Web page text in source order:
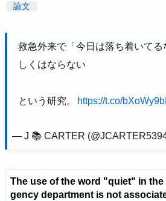
論文
救急外来で「今日は落ち着いて
しくはならない
という研究。 https://t.co/
— J 📚 CARTER
The use of the word "quiet" in the
gency department is not